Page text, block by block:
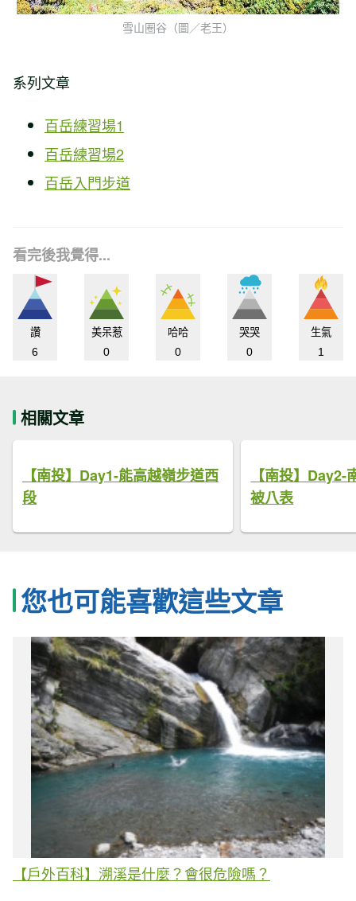
雪山圈谷（圖／老王）
系列文章
百岳練習場1
百岳練習場2
百岳入門步道
看完後我覺得...
讚
6
美呆惹
0
哈哈
0
哭哭
0
生氣
1
相關文章
【南投】Day1-能高越嶺步道西
段
【南投】
被八表
您也可能喜歡這些文章
【戶外百科】溯溪是什麼？會很危險嗎？